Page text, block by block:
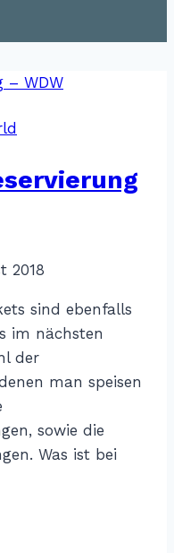
2018
sind ebenfalls
im nächsten
der
man speisen
sowie die
Was ist bei